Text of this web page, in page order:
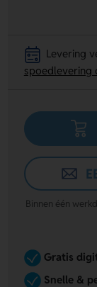
Levering
spoedlevering
Binnen één
Gratis
Snelle &